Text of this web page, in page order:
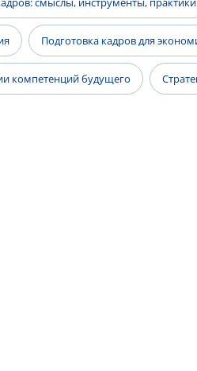
Подготовка кадров для
компетенций будущего